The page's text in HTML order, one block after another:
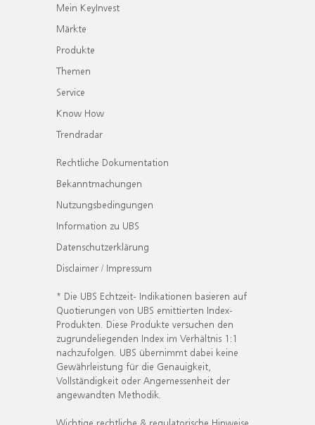
Mein KeyInvest
Märkte
Produkte
Themen
Service
Know How
Trendradar
Rechtliche Dokumentation
Bekanntmachungen
Nutzungsbedingungen
Information zu UBS
Datenschutzerklärung
Disclaimer / Impressum
* Die UBS Echtzeit- Indikationen basieren auf
Quotierungen von UBS emittierten Index-
Produkten. Diese Produkte versuchen den
zugrundeliegenden Index im Verhältnis 1:1
nachzufolgen. UBS übernimmt dabei keine
Gewährleistung für die Genauigkeit,
Vollständigkeit oder Angemessenheit der
angewandten Methodik.